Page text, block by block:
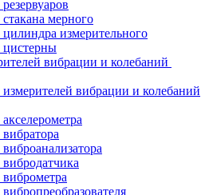
мерного
измерительного
цистерны
вибрации и колебаний
вибрации и колебаний